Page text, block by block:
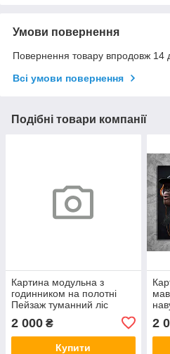
Умови повернення
Повернення товару впродовж 14
Всі умови повернення
Подібні товари компанії
Картина модульна з
годинником на полотні
Пейзаж туманний ліс
габарит 90*60 з 3 год VE
2 000 ₴
Купити
з 3
2